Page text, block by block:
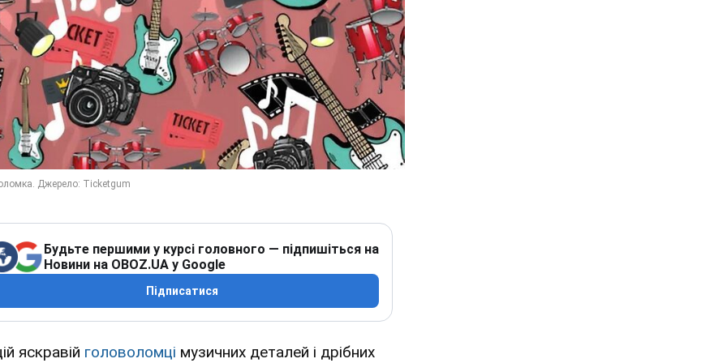
Будьте першими у курсі головного — підпишіться на
Новини на OBOZ.UA у Google
Підписатися
яскравій головоломці музичних деталей і дрібних